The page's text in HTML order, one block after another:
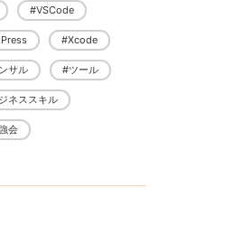
#VSCode
#Xcode
サル #ツール
ネススキル
会